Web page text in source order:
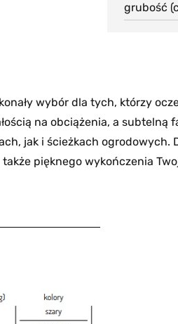
grubość
wybór dla tych, którzy
na obciążenia, a subtelną
jak i ścieżkach
pięknego wykończenia